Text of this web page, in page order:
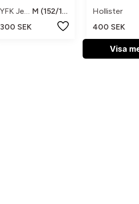
YFK Jeans
M (152/158)
300 SEK
Hollister
400 SEK
Visa